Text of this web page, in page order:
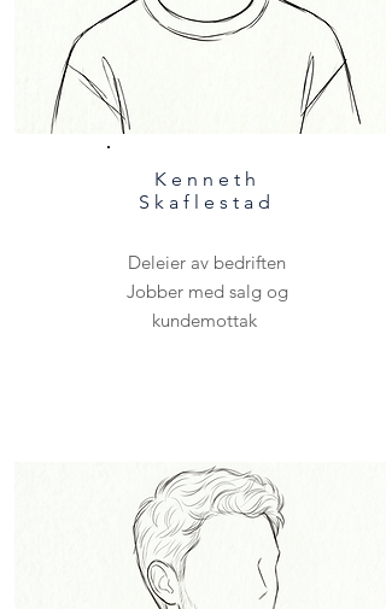
Kenneth
Skaflestad
Deleier av bedriften
Jobber med salg og
kundemottak